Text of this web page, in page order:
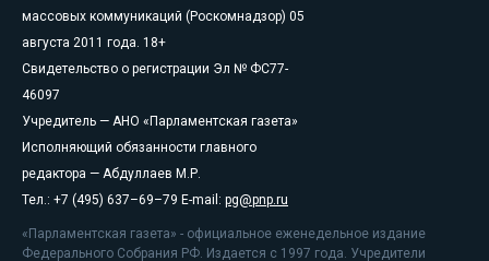
массовых коммуникаций (Роскомнадзор) 05
августа 2011 года. 18+
Свидетельство о регистрации Эл № ФС77-
46097
Учредитель — АНО «Парламентская газета»
Исполняющий обязанности главного
редактора — Абдуллаев М.Р.
Тел.: +7 (495) 637–69–79 E-mail: pg@pnp.ru
«Парламентская газета» - официальное еженедельное издание
Федерального Собрания РФ. Издается с 1997 года. Учредители